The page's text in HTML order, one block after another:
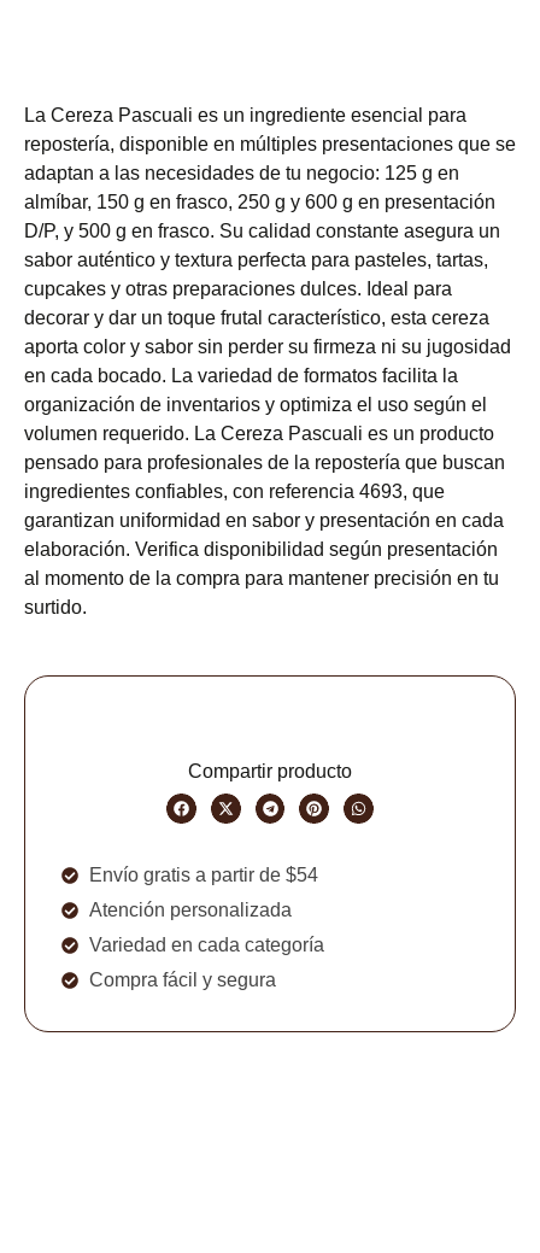
La Cereza Pascuali es un ingrediente esencial para
repostería, disponible en múltiples presentaciones que se
adaptan a las necesidades de tu negocio: 125 g en
almíbar, 150 g en frasco, 250 g y 600 g en presentación
D/P, y 500 g en frasco. Su calidad constante asegura un
sabor auténtico y textura perfecta para pasteles, tartas,
cupcakes y otras preparaciones dulces. Ideal para
decorar y dar un toque frutal característico, esta cereza
aporta color y sabor sin perder su firmeza ni su jugosidad
en cada bocado. La variedad de formatos facilita la
organización de inventarios y optimiza el uso según el
volumen requerido. La Cereza Pascuali es un producto
pensado para profesionales de la repostería que buscan
ingredientes confiables, con referencia 4693, que
garantizan uniformidad en sabor y presentación en cada
elaboración. Verifica disponibilidad según presentación
al momento de la compra para mantener precisión en tu
surtido.
Compartir producto
Envío gratis a partir de $54
Atención personalizada
Variedad en cada categoría
Compra fácil y segura